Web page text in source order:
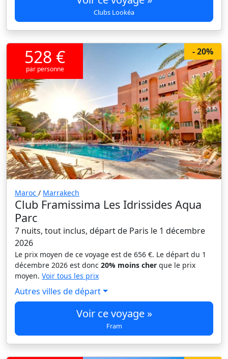
Clubs Lookéa
- 20%
528 €
par personne
Maroc / Marrakech
Club Framissima Les Idrissides Aqua
Parc
7 nuits, tout inclus, départ de Paris le 1 décembre
2026
Le prix moyen de ce voyage est de 656 €. Le départ du 1
décembre 2026 est donc 20% moins cher que le prix
moyen. Voir tous les prix
Autres villes de départ
Voir ce voyage »
Fram